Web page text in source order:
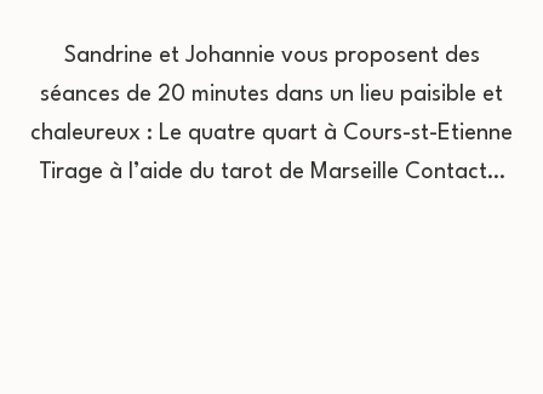
Sandrine et Johannie vous proposent des
séances de 20 minutes dans un lieu paisible et
chaleureux : Le quatre quart à Cours-st-Etienne
Tirage à l’aide du tarot de Marseille Contact…